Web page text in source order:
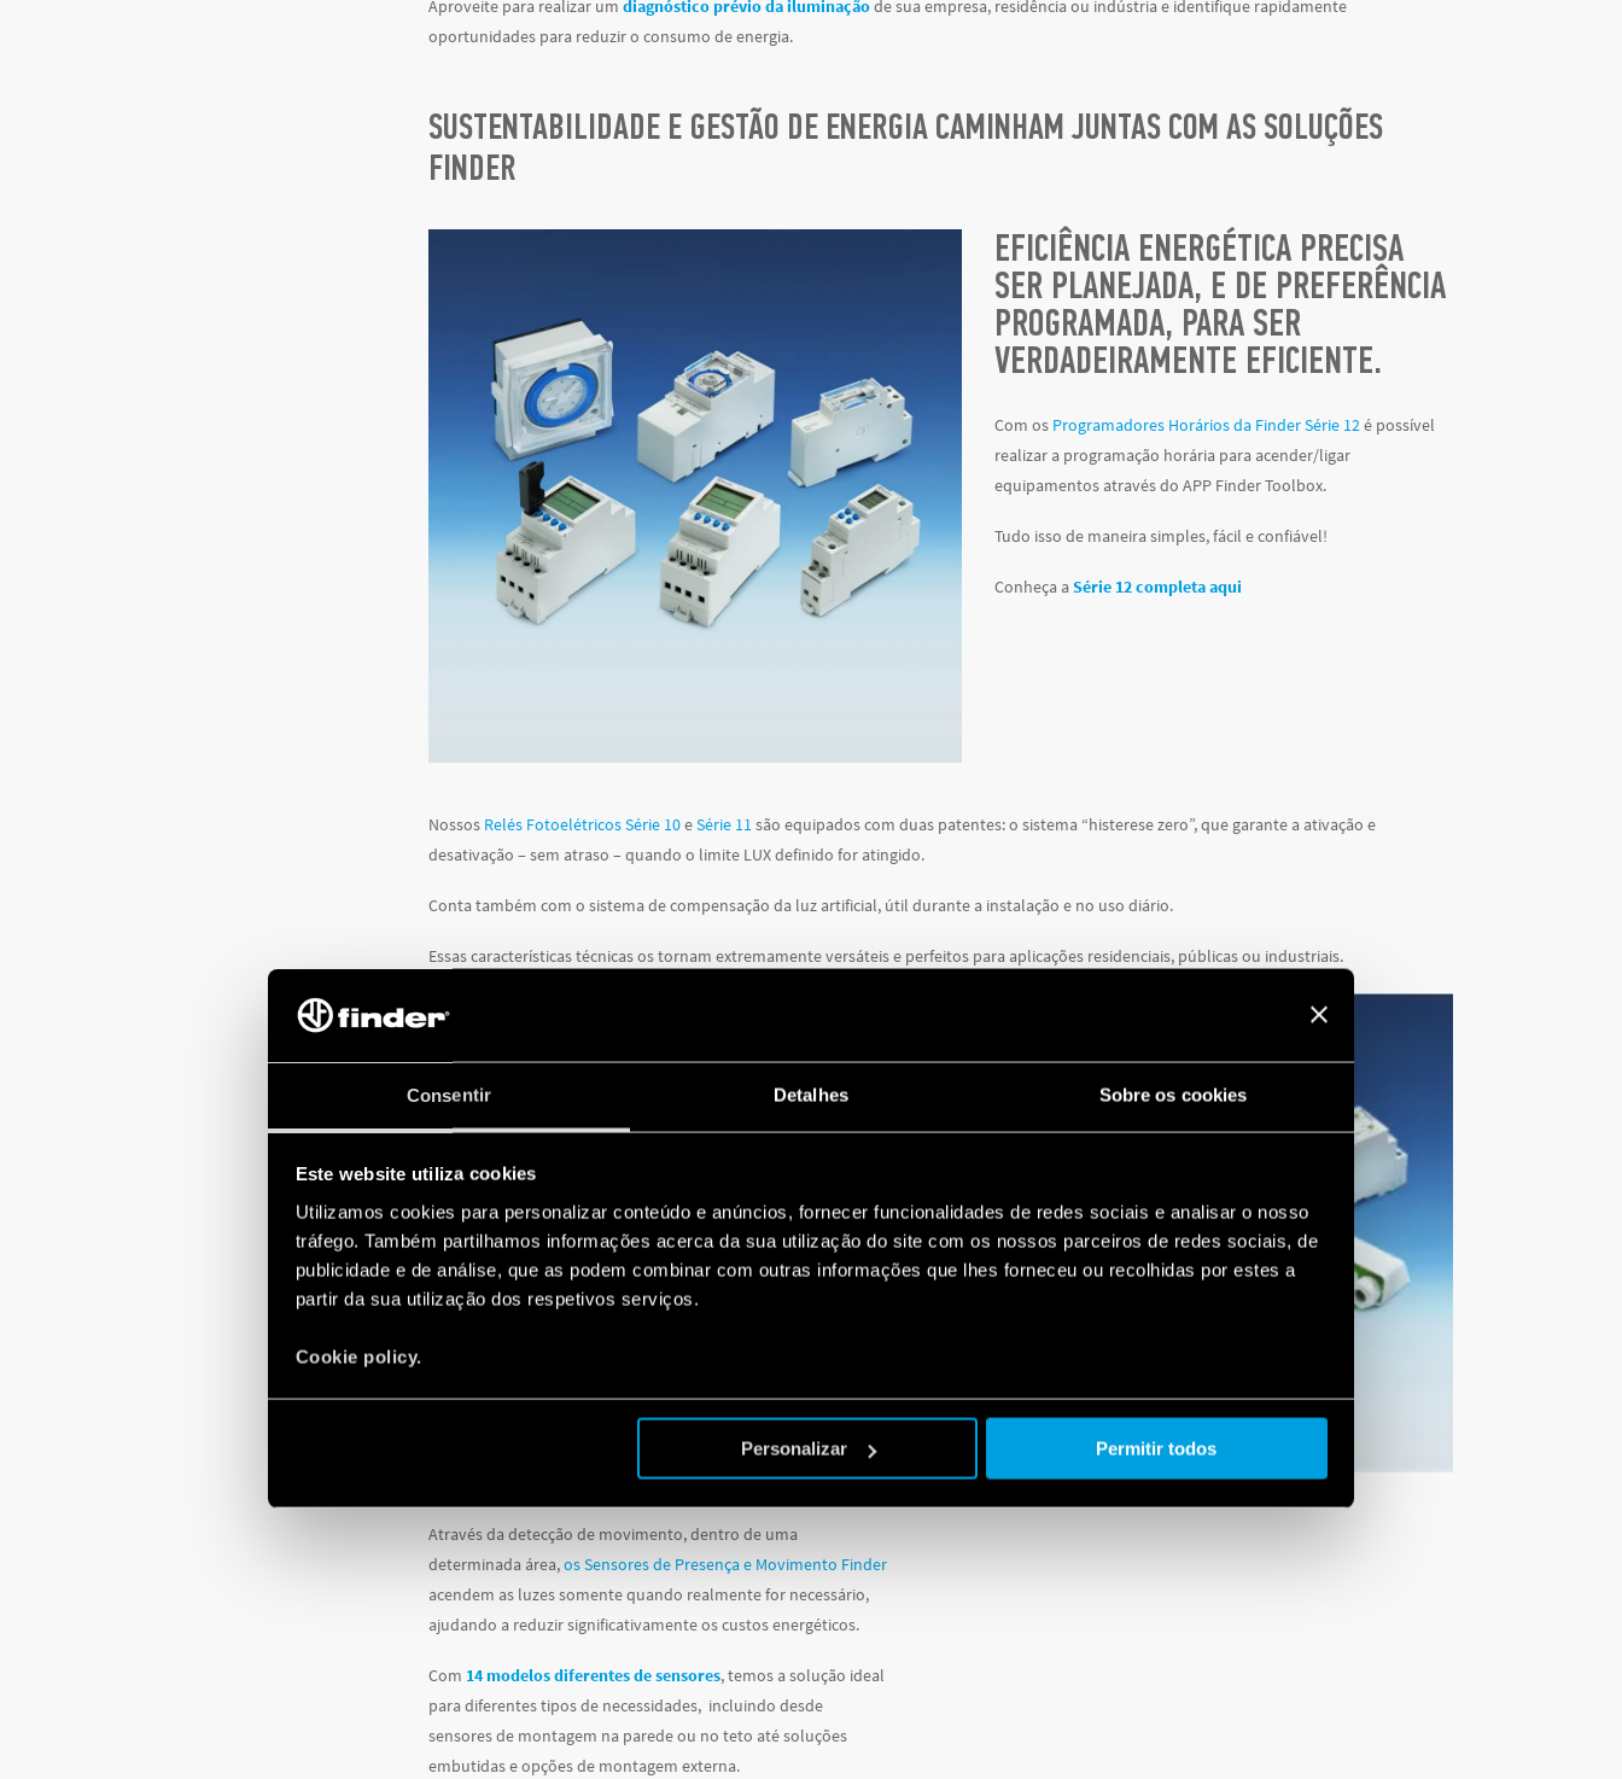
Consentir Detalhes Sobre os cookies
Este website utiliza cookies
Utilizamos cookies para personalizar conteúdo e anúncios, fornecer funcionalidades de redes sociais e analisar o nosso
tráfego. Também partilhamos informações acerca da sua utilização do site com os nossos parceiros de redes sociais, de
publicidade e de análise, que as podem combinar com outras informações que lhes forneceu ou recolhidas por estes a
partir da sua utilização dos respetivos serviços.
Cookie policy.
Personalizar Permitir todos
Aproveite para realizar umdiagnóstico prévio da iluminaçãode sua empresa, residência ou indústria e identifique rapidamente
oportunidades para reduzir o consumo de energia.
SUSTENTABILIDADE E GESTÃO DE ENERGIA CAMINHAM JUNTAS COM AS SOLUÇÕES
FINDER
EFICIÊNCIA ENERGÉTICA PRECISA
SER PLANEJADA, E DE PREFERÊNCIA
PROGRAMADA, PARA SER
VERDADEIRAMENTE EFICIENTE.
Com os Programadores Horários da Finder Série 12é possível
realizar a programação horária para acender/ligar
equipamentos através do APP Finder Toolbox.
Tudo isso de maneira simples, fácil e confiável!
Conheça a Série 12 completa aqui
Nossos Relés Fotoelétricos Série 10eSérie 11são equipados com duas patentes: o sistema “histerese zero”, que garante a ativação e
desativação – sem atraso – quando o limite LUX definido for atingido.
Conta também com o sistema de compensação da luz artificial, útil durante a instalação e no uso diário.
Essas características técnicas os tornam extremamente versáteis e perfeitos para aplicações residenciais, públicas ou industriais.
Através da detecção de movimento, dentro de uma
determinada área,os Sensores de Presença e Movimento Finder
acendem as luzes somente quando realmente for necessário,
ajudando a reduzir significativamente os custos energéticos.
Com 14 modelos diferentes de sensores, temos a solução ideal
para diferentes tipos de necessidades, incluindo desde
sensores de montagem na parede ou no teto até soluções
embutidas e opções de montagem externa.